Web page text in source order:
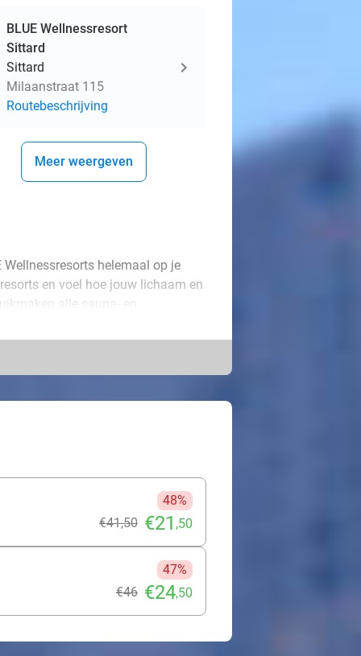
BLUE Wellnessresort
Sittard
Sittard
Milaanstraat 115
Routebeschrijving
Meer weergeven
helemaal op je
en voel hoe jouw lichaam en
alle sauna- en
schijnt. Bubbel deze zomer in de
ontspan op een comfortabel
hoe dan ook als herboren!
48%
€41,50 €21 ,50
47%
€46 €24,50